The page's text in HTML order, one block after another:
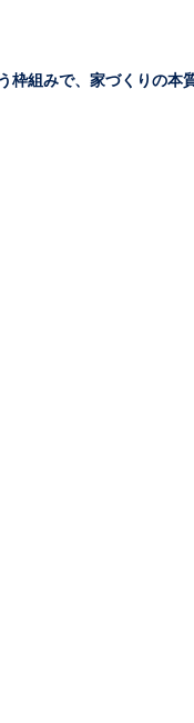
枠組みで、家づくりの本